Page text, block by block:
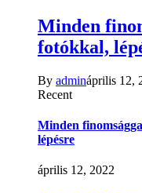
Minden
fotókkal,
By admináprilis 12,
Recent
Minden
lépésre
április 12, 2022